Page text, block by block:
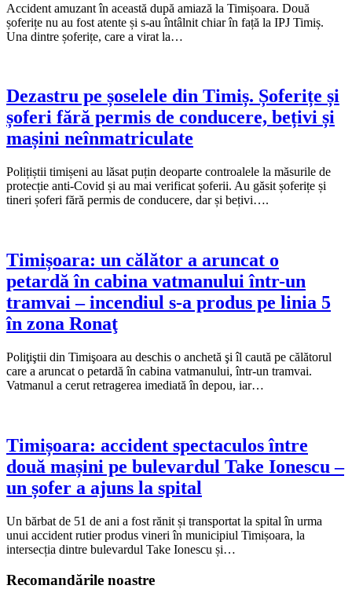
Accident amuzant în această după amiază la Timișoara. Două
șoferițe nu au fost atente și s-au întâlnit chiar în față la IPJ Timiș.
Una dintre șoferițe, care a virat la…
Dezastru pe șoselele din Timiș. Șoferițe și
șoferi fără permis de conducere, bețivi și
mașini neînmatriculate
Polițiștii timișeni au lăsat puțin deoparte controalele la măsurile de
protecție anti-Covid și au mai verificat șoferii. Au găsit șoferițe și
tineri șoferi fără permis de conducere, dar și bețivi….
Timișoara: un călător a aruncat o
petardă în cabina vatmanului într-un
tramvai – incendiul s-a produs pe linia 5
în zona Ronaţ
Poliţiştii din Timişoara au deschis o anchetă şi îl caută pe călătorul
care a aruncat o petardă în cabina vatmanului, într-un tramvai.
Vatmanul a cerut retragerea imediată în depou, iar…
Timișoara: accident spectaculos între
două mașini pe bulevardul Take Ionescu –
un șofer a ajuns la spital
Un bărbat de 51 de ani a fost rănit și transportat la spital în urma
unui accident rutier produs vineri în municipiul Timișoara, la
intersecția dintre bulevardul Take Ionescu și…
Recomandările noastre